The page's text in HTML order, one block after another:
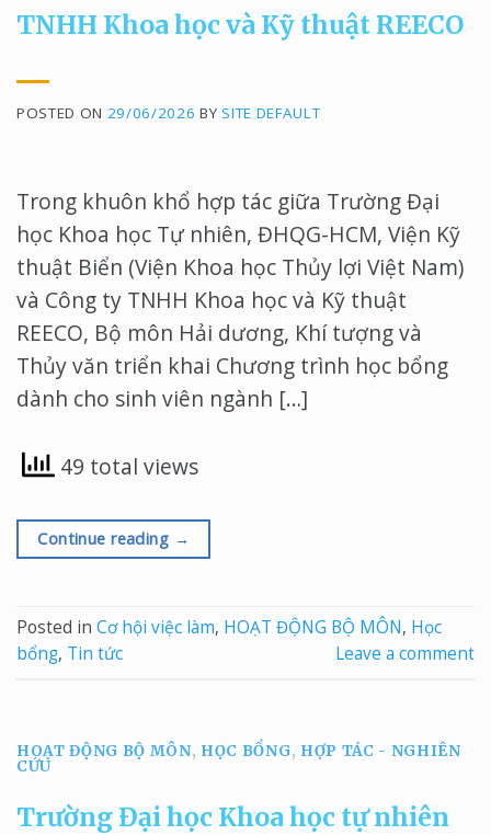
TNHH Khoa học và Kỹ thuật REECO
POSTED ON 29/06/2026 BY SITE DEFAULT
Trong khuôn khổ hợp tác giữa Trường Đại
học Khoa học Tự nhiên, ĐHQG-HCM, Viện Kỹ
thuật Biển (Viện Khoa học Thủy lợi Việt Nam)
và Công ty TNHH Khoa học và Kỹ thuật
REECO, Bộ môn Hải dương, Khí tượng và
Thủy văn triển khai Chương trình học bổng
dành cho sinh viên ngành […]
49 total views
Continue reading →
Posted in Cơ hội việc làm, HOẠT ĐỘNG BỘ MÔN, Học
bổng, Tin tức Leave a comment
HOẠT ĐỘNG BỘ MÔN, HỌC BỔNG, HỢP TÁC - NGHIÊN
CỨU
Trường Đại học Khoa học tự nhiên